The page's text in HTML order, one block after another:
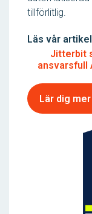
tillförlitlig.
Läs vår
Jitterbit
ansvarsfull
Lär dig